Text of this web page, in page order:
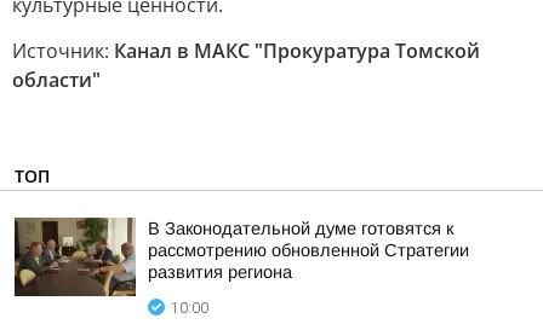
Источник: Канал в МАКС "Прокуратура Томской
области"
ТОП
В Законодательной думе готовятся к
рассмотрению обновленной Стратегии
развития региона
10:00